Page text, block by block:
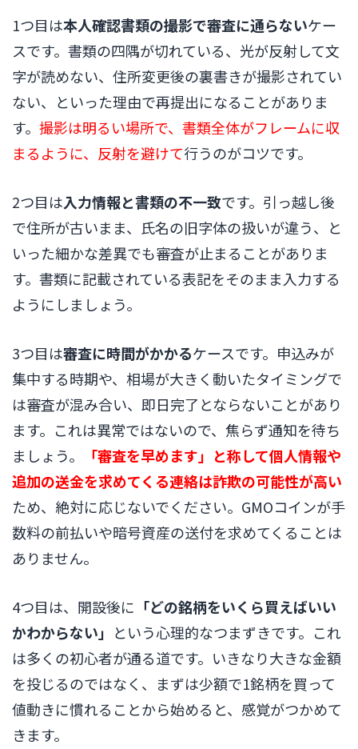
1つ目は本人確認書類の撮影で審査に通らないケー
スです。書類の四隅が切れている、光が反射して文
字が読めない、住所変更後の裏書きが撮影されてい
ない、といった理由で再提出になることがありま
す。 撮影は明るい場所で、書類全体がフレームに収
まるように、反射を避けて行うのがコツです。
2つ目は入力情報と書類の不一致です。引っ越し後
で住所が古いまま、氏名の旧字体の扱いが違う、と
いった細かな差異でも審査が止まることがありま
す。書類に記載されている表記をそのまま入力する
ようにしましょう。
3つ目は審査に時間がかかるケースです。申込みが
集中する時期や、相場が大きく動いたタイミングで
は審査が混み合い、即日完了とならないことがあり
ます。これは異常ではないので、焦らず通知を待ち
ましょう。
「審査を早めます」と称して個人情報や
追加の送金を求めてくる連絡は詐欺の可能性が高い
ため、絶対に応じないでください。GMOコインが手
数料の前払いや暗号資産の送付を求めてくることは
ありません。
4つ目は、開設後に 「どの銘柄をいくら買えばいい
かわからない」 という心理的なつまずきです。これ
は多くの初心者が通る道です。いきなり大きな金額
を投じるのではなく、まずは少額で1銘柄を買って
値動きに慣れることから始めると、感覚がつかめて
きます。